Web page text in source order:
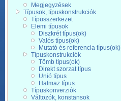
Megjegyzések
Típusok, típuskonstrukciók
Típusszerkezet
Elemi típusok
Diszkrét típus(ok)
Valós típus(ok)
Mutató és referencia típus(ok)
Típuskonstrukciók
Tömb típus(ok)
Direkt szorzat típus
Unió típus
Halmaz típus
Típuskonverziók
Változók, konstansok